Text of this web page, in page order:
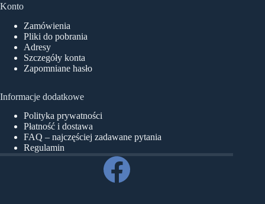
Konto
Zamówienia
Pliki do pobrania
Adresy
Szczegóły konta
Zapomniane hasło
Informacje dodatkowe
Polityka prywatności
Płatność i dostawa
FAQ – najczęściej zadawane pytania
Regulamin